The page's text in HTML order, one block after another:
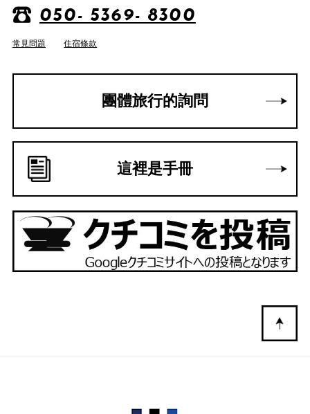
050- 5369- 8300
常見問題 住宿條款
團體旅行的詢問
這裡是手冊